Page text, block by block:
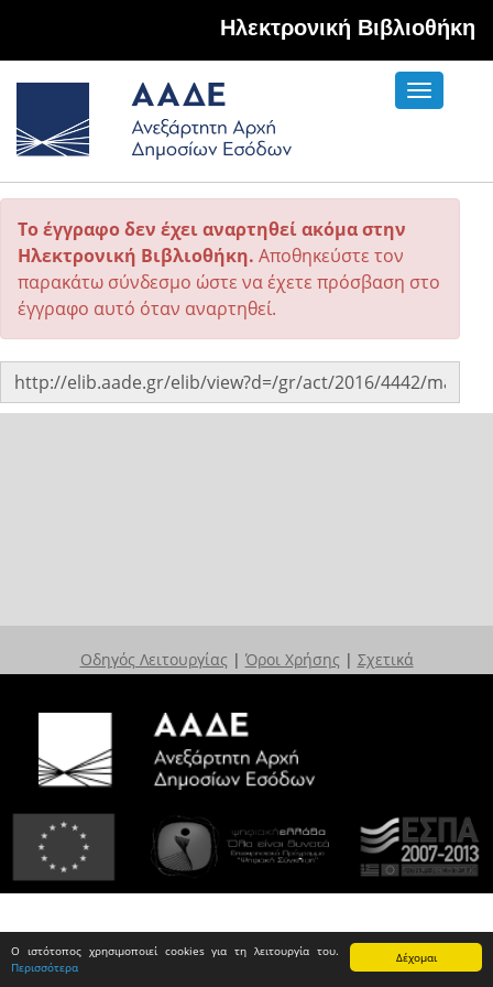
Δέχομαι
Ο ιστότοπος χρησιμοποιεί cookies για τη λειτουργία του.
Περισσότερα
Hλεκτρονική Βιβλιοθήκη
Toggle
Το έγγραφο δεν έχει αναρτηθεί ακόμα στην
Ηλεκτρονική Βιβλιοθήκη. Αποθηκεύστε τον
παρακάτω σύνδεσμο ώστε να έχετε πρόσβαση στο
έγγραφο αυτό όταν αναρτηθεί.
Οδηγός Λειτουργίας | Όροι Χρήσης | Σχετικά